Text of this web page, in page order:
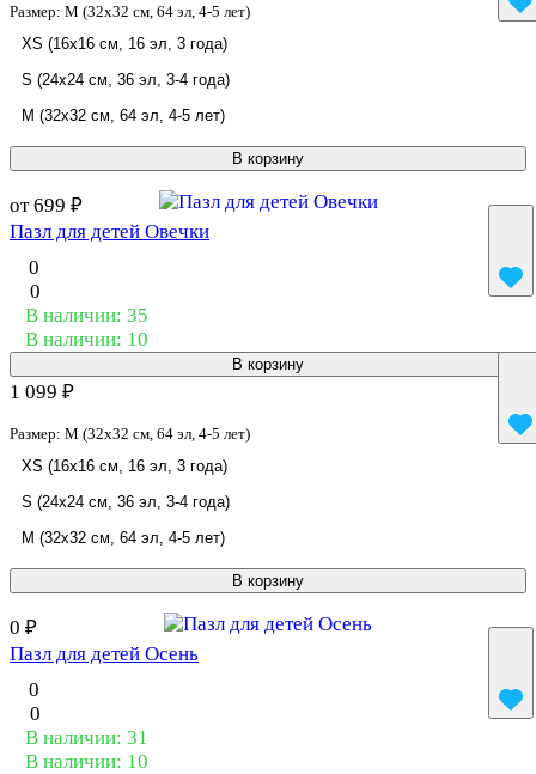
В корзину
Размер: M (32x32 см, 64 эл, 4-5 лет)
XS (16x16 см, 16 эл, 3 года)
S (24x24 см, 36 эл, 3-4 года)
M (32x32 см, 64 эл, 4-5 лет)
от 699 ₽
Пазл для детей Овечки
0
0
В наличии: 35
В корзину
В наличии: 10
В корзину
1 099 ₽
Размер: M (32x32 см, 64 эл, 4-5 лет)
XS (16x16 см, 16 эл, 3 года)
S (24x24 см, 36 эл, 3-4 года)
M (32x32 см, 64 эл, 4-5 лет)
0 ₽
Пазл для детей Осень
0
0
В наличии: 31
В наличии: 10